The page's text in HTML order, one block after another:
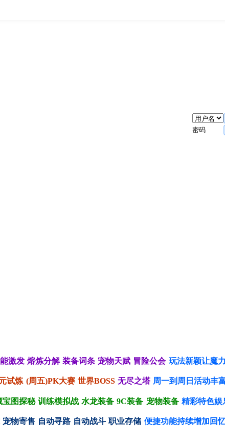
密码
激发 熔炼分解 装备词条 宠物天赋 冒险公会 玩法新颖让魔
试炼 (周五)PK大赛 世界BOSS 无尽之塔 周一到周日活动丰
宝图探秘 训练模拟战 水龙装备 9C装备 宠物装备 精彩特色娱
宠物寄售 自动寻路 自动战斗 职业存储 便捷功能持续增加回